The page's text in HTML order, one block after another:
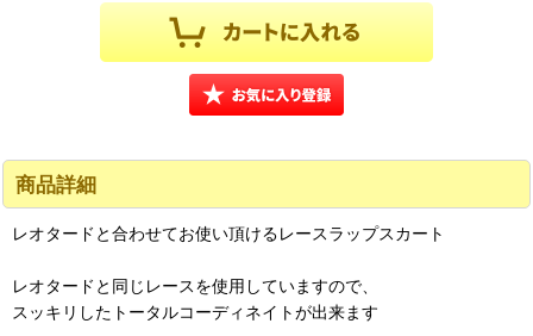
商品詳細
レオタードと合わせてお使い頂けるレースラップスカート
レオタードと同じレースを使用していますので、
スッキリしたトータルコーディネイトが出来ます